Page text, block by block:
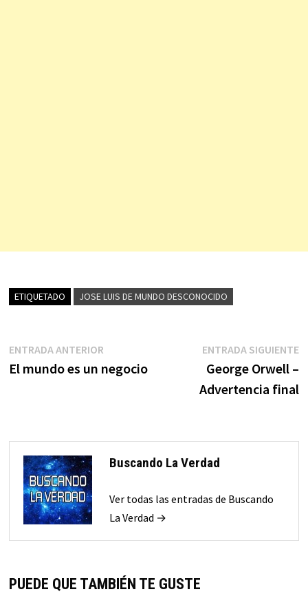
ETIQUETADO JOSE LUIS DE MUNDO DESCONOCIDO
Navegación
de
ENTRADA ANTERIOREntrada
anterior:
El mundo es un negocio
ENTRADA SIGUIENTE
George Orwell –
Advertencia final
Buscando La Verdad
Ver todas las entradas de Buscando
La Verdad →
PUEDE QUE TAMBIÉN TE GUSTE